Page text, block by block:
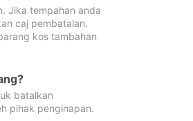
Jika tempahan anda
caj pembatalan.
kos tambahan
batalkan
pihak penginapan.